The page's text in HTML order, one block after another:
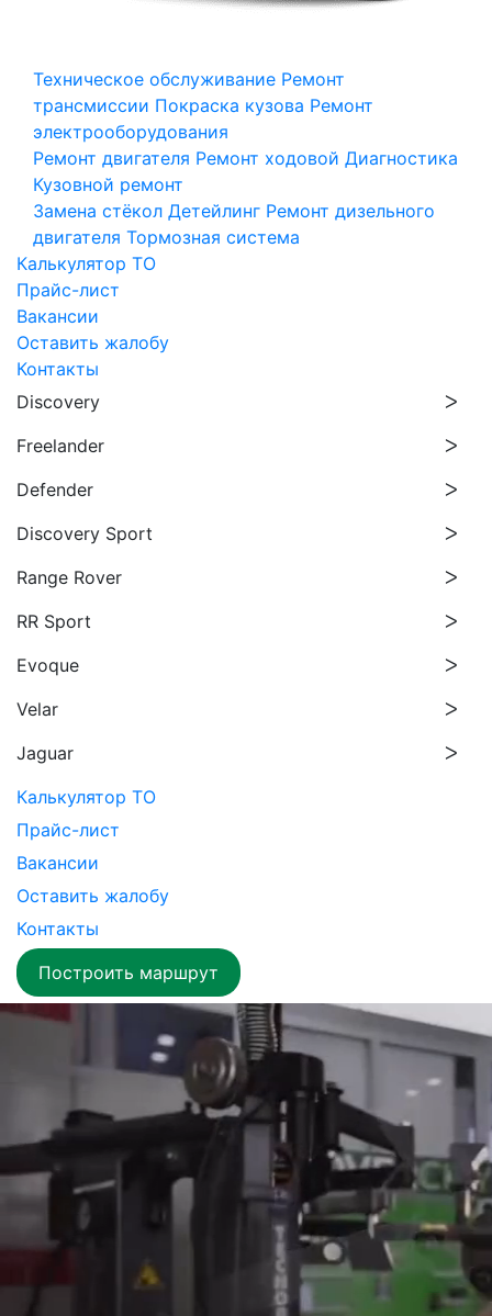
Техническое обслуживание Ремонт
трансмиссии Покраска кузова Ремонт
электрооборудования
Ремонт двигателя Ремонт ходовой Диагностика
Кузовной ремонт
Замена стёкол Детейлинг Ремонт дизельного
двигателя Тормозная система
Калькулятор ТО
Прайс-лист
Вакансии
Оставить жалобу
Контакты
Discovery
Freelander
Defender
Discovery Sport
Range Rover
RR Sport
Evoque
Velar
Jaguar
Калькулятор ТО
Прайс-лист
Вакансии
Оставить жалобу
Контакты
Построить маршрут